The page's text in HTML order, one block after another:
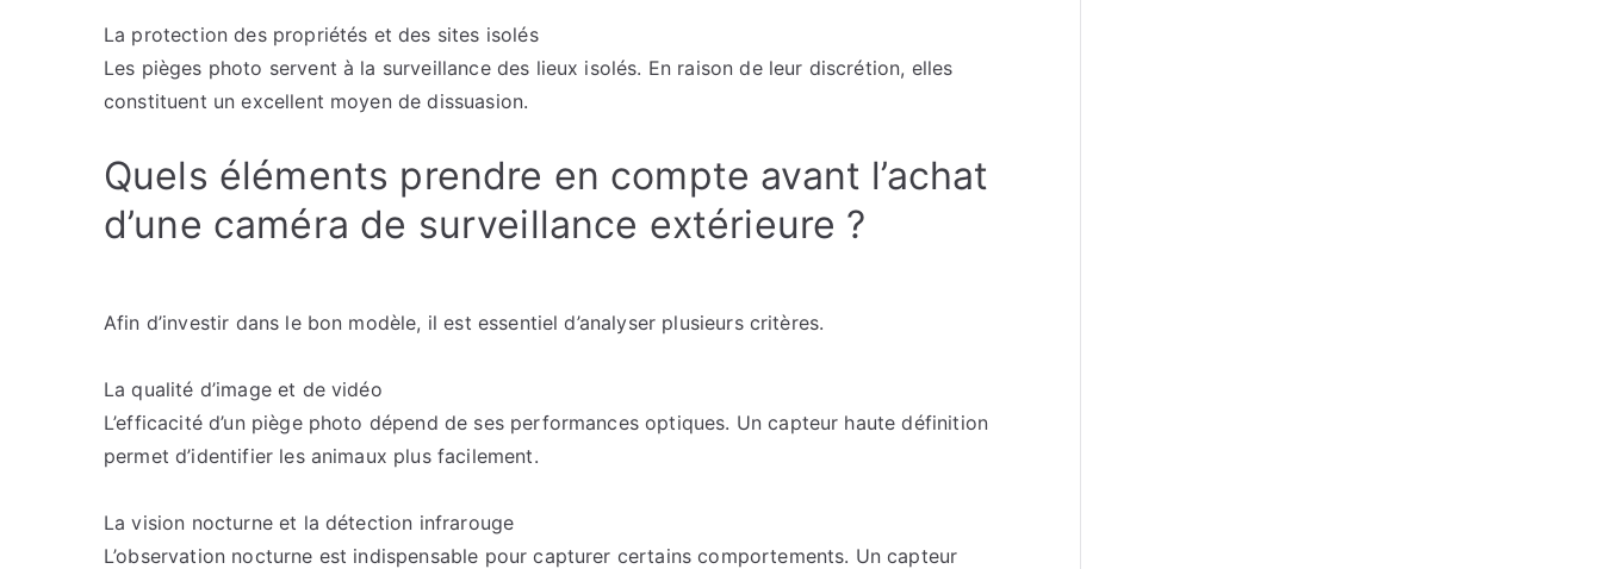
La protection des propriétés et des sites isolés
Les pièges photo servent à la surveillance des lieux isolés. En raison de leur discrétion, elles
constituent un excellent moyen de dissuasion.
Quels éléments prendre en compte avant l’achat
d’une caméra de surveillance extérieure ?
Afin d’investir dans le bon modèle, il est essentiel d’analyser plusieurs critères.
La qualité d’image et de vidéo
L’efficacité d’un piège photo dépend de ses performances optiques. Un capteur haute définition
permet d’identifier les animaux plus facilement.
La vision nocturne et la détection infrarouge
L’observation nocturne est indispensable pour capturer certains comportements. Un capteur